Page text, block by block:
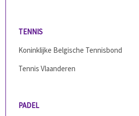
TENNIS
Koninklijke Belgische Tennisbond
Tennis Vlaanderen
PADEL